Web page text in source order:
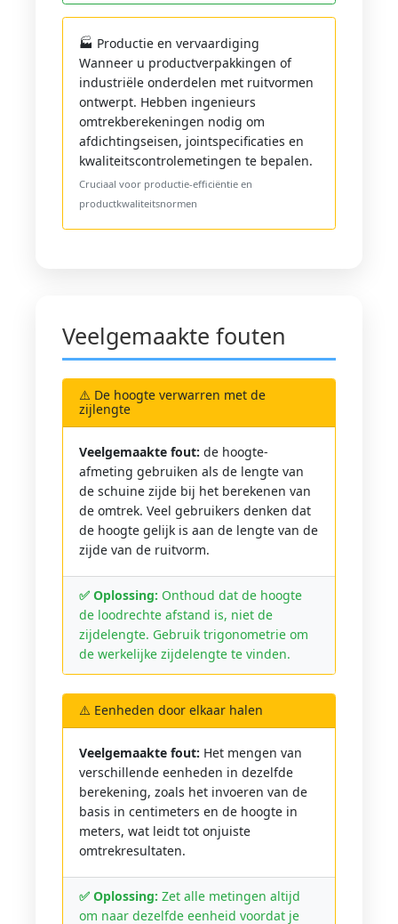
🏭 Productie en vervaardiging
Wanneer u productverpakkingen of
industriële onderdelen met ruitvormen
ontwerpt. Hebben ingenieurs
omtrekberekeningen nodig om
afdichtingseisen, jointspecificaties en
kwaliteitscontrolemetingen te bepalen.
Cruciaal voor productie-efficiëntie en
productkwaliteitsnormen
Veelgemaakte fouten
⚠️ De hoogte verwarren met de
zijlengte
Veelgemaakte fout: de hoogte-
afmeting gebruiken als de lengte van
de schuine zijde bij het berekenen van
de omtrek. Veel gebruikers denken dat
de hoogte gelijk is aan de lengte van de
zijde van de ruitvorm.
✅ Oplossing: Onthoud dat de hoogte
de loodrechte afstand is, niet de
zijdelengte. Gebruik trigonometrie om
de werkelijke zijdelengte te vinden.
⚠️ Eenheden door elkaar halen
Veelgemaakte fout: Het mengen van
verschillende eenheden in dezelfde
berekening, zoals het invoeren van de
basis in centimeters en de hoogte in
meters, wat leidt tot onjuiste
omtrekresultaten.
✅ Oplossing: Zet alle metingen altijd
om naar dezelfde eenheid voordat je